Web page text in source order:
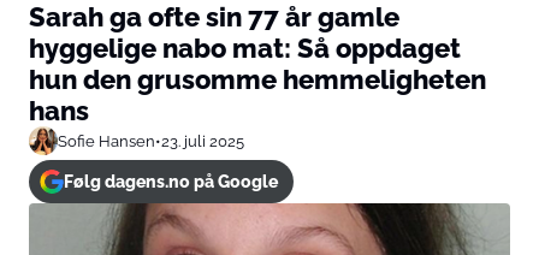
Sarah ga ofte sin 77 år gamle
hyggelige nabo mat: Så oppdaget
hun den grusomme hemmeligheten
hans
Sofie Hansen•23. juli 2025
Følg dagens.no på Google